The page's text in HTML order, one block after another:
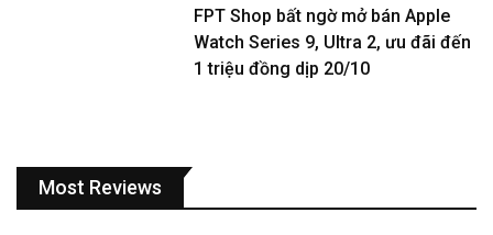
FPT Shop bất ngờ mở bán Apple
Watch Series 9, Ultra 2, ưu đãi đến
1 triệu đồng dịp 20/10
Most Reviews